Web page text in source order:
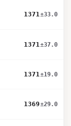
1371±33.0
1371±37.0
1371±19.0
1369±29.0